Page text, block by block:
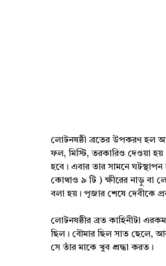
লোটনষষ্ঠী ব্রতের উপকরণ হল
ফল, মিস্টি, তরকারিও দেওয়া
হবে। এবার তার সামনে
কোথাও ৯ টি ) ক্ষীরের নাড়ু বা
বলা হয়। পূজার শেষে দেবীকে
লোটনষষ্ঠীর ব্রত কাহিনীটা
ছিল। বৌমার ছিল সাত ছেলে,
সে তাঁর মাকে খুব শ্রদ্ধা করত।